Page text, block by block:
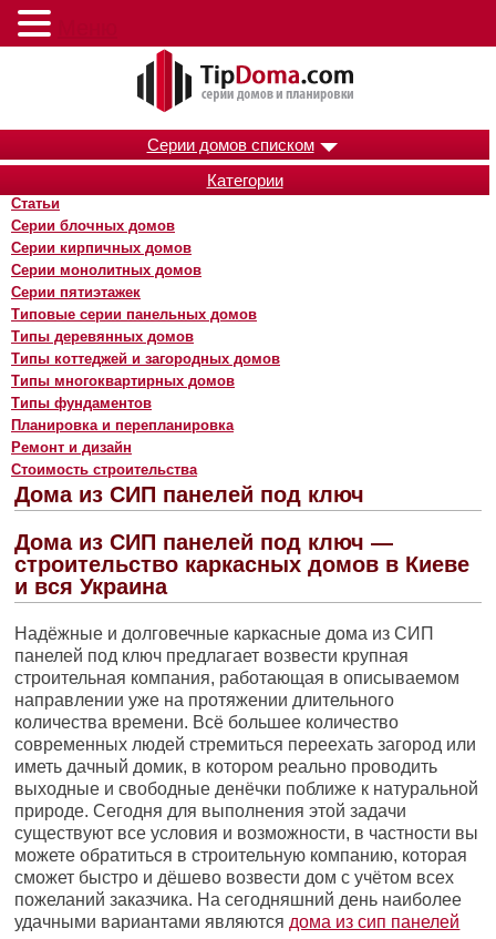
Серии домов списком
Категории
Статьи
Серии блочных домов
Серии кирпичных домов
Серии монолитных домов
Серии пятиэтажек
Типовые серии панельных домов
Типы деревянных домов
Типы коттеджей и загородных домов
Типы многоквартирных домов
Типы фундаментов
Планировка и перепланировка
Ремонт и дизайн
Стоимость строительства
Дома из СИП панелей под ключ
Дома из СИП панелей под ключ —
строительство каркасных домов в Киеве
и вся Украина
Надёжные и долговечные каркасные дома из СИП
панелей под ключ предлагает возвести крупная
строительная компания, работающая в описываемом
направлении уже на протяжении длительного
количества времени. Всё большее количество
современных людей стремиться переехать загород или
иметь дачный домик, в котором реально проводить
выходные и свободные денёчки поближе к натуральной
природе. Сегодня для выполнения этой задачи
существуют все условия и возможности, в частности вы
можете обратиться в строительную компанию, которая
сможет быстро и дёшево возвести дом с учётом всех
пожеланий заказчика. На сегодняшний день наиболее
удачными вариантами являются дома из сип панелей